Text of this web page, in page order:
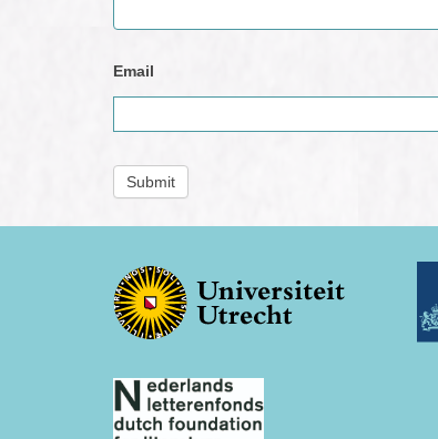
Email
Submit